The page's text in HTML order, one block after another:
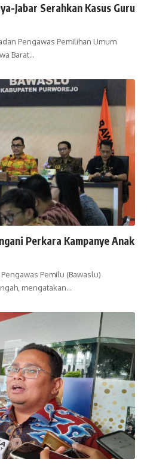
Jabar Serahkan Kasus Guru
Pengawas Pemilihan Umum
Barat…
Perkara Kampanye Anak
Pengawas Pemilu (Bawaslu)
mengatakan…